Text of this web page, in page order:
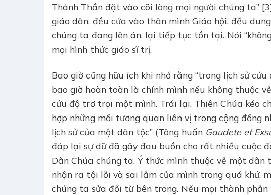
Thánh Thần đặt vào cõi lòng mọi người chúng ta”
giáo dân, đều cứa vào thân mình Giáo hội, đều
chúng ta đang lên án, lại tiếp tục tồn tại. Nói
mọi hình thức giáo sĩ trị.
Bao giờ cũng hữu ích khi nhớ rằng “trong lịch sử
bao giờ hoàn toàn là chính mình nếu không thuộc
cứu độ trơ trọi một mình. Trái lại, Thiên Chúa kéo
hợp những mối tương quan liên vị trong cộng đồng
lịch sử của một dân tộc” (Tông huấn Gaudete et
đáp lại sự dữ đã gây đau buồn cho rất nhiều cuộc
Dân Chúa chúng ta. Ý thức mình thuộc về một
nhận ra tội lỗi và sai lầm của mình trong quá khứ,
chúng ta sửa đổi từ bên trong. Nếu mọi thành